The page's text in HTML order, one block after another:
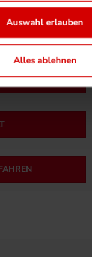
Auswahl erlauben
Alles ablehnen